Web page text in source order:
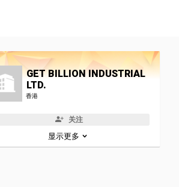
GET BILLION INDUSTRIAL
LTD.
香港
关注
显示更多